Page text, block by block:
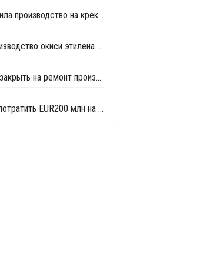
TotalEnergies возобновила производство на крекинг-установке в Антверпене
BASF возобновила производство окиси этилена и этиленгликоля в Бельгии
Ineos Group планирует закрыть на ремонт производство окиси этилена в Лавере
Ineos Oxide планирует потратить EUR200 млн на модернизацию производства окиси этилена в Европе